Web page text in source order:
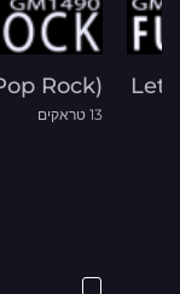
Let
Rock)
13 טראקים